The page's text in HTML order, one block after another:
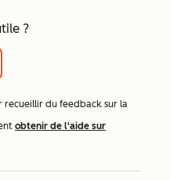
?
recueillir du feedback sur la
obtenir de l'aide sur